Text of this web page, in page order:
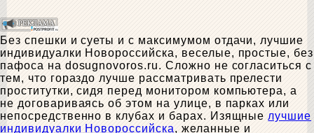
Без спешки и суеты и с максимумом отдачи, лучшие
индивидуалки Новороссийска, веселые, простые, без
пафоса на dosugnovoros.ru. Сложно не согласиться с
тем, что гораздо лучше рассматривать прелести
проститутки, сидя перед монитором компьютера, а
не договариваясь об этом на улице, в парках или
непосредственно в клубах и барах. Изящные лучшие
индивидуалки Новороссийска, желанные и